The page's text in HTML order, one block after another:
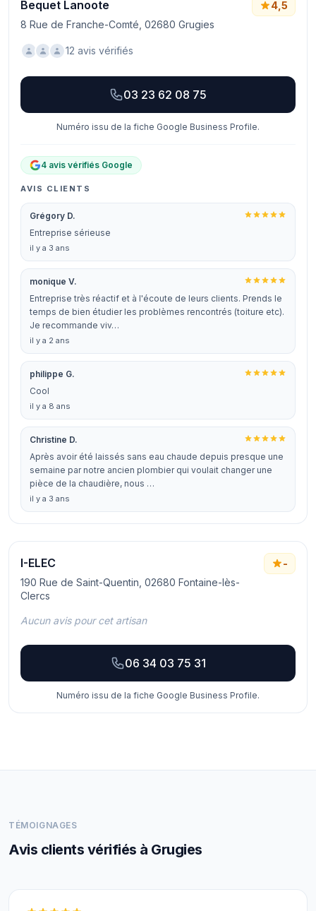
Bequet Lanoote
8 Rue de Franche-Comté, 02680 Grugies
4,5
12 avis vérifiés
03 23 62 08 75
Numéro issu de la fiche Google Business Profile.
4 avis vérifiés Google
AVIS CLIENTS
Grégory D.
Entreprise sérieuse
il y a 3 ans
monique V.
Entreprise très réactif et à l'écoute de leurs clients. Prends le
temps de bien étudier les problèmes rencontrés (toiture etc).
Je recommande viv…
il y a 2 ans
philippe G.
Cool
il y a 8 ans
Christine D.
Après avoir été laissés sans eau chaude depuis presque une
semaine par notre ancien plombier qui voulait changer une
pièce de la chaudière, nous …
il y a 3 ans
I-ELEC
190 Rue de Saint-Quentin, 02680 Fontaine-lès-
Clercs
-
Aucun avis pour cet artisan
06 34 03 75 31
Numéro issu de la fiche Google Business Profile.
TÉMOIGNAGES
Avis clients vérifiés à Grugies